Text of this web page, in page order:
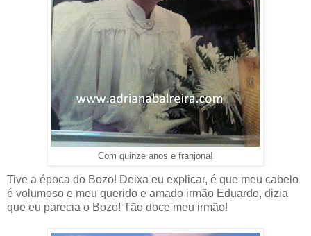
Com quinze anos e franjona!
Tive a época do Bozo! Deixa eu explicar, é que meu cabelo
é volumoso e meu querido e amado irmão Eduardo, dizia
que eu parecia o Bozo! Tão doce meu irmão!